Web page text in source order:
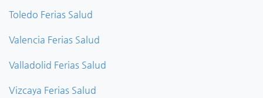
Toledo Ferias Salud
Valencia Ferias Salud
Valladolid Ferias Salud
Vizcaya Ferias Salud